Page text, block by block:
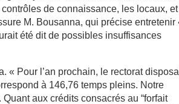
de connaissance, les locaux,
M. Bousanna, qui précise entretenir
été dit de possibles insuffisances
« Pour l’an prochain, le rectorat
à 146,76 temps pleins. Notre
aux crédits consacrés au “forfait